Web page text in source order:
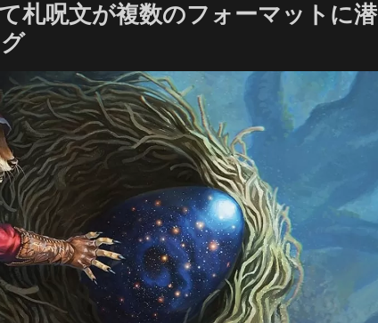
札呪文が複数のフォーマットに潜